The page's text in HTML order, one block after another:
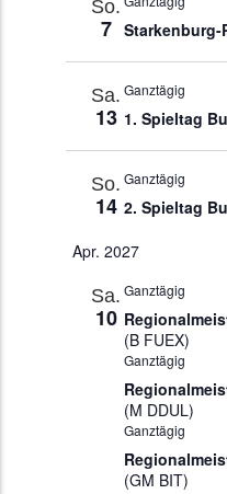
So.
7 Starkenburg-
Sa.
13
Ganztägig
1. Spieltag
So.
14
Ganztägig
2. Spieltag
Apr. 2027
Sa.
10
Ganztägig
(B FUEX)
Ganztägig
(M DDUL)
Ganztägig
(GM BIT)